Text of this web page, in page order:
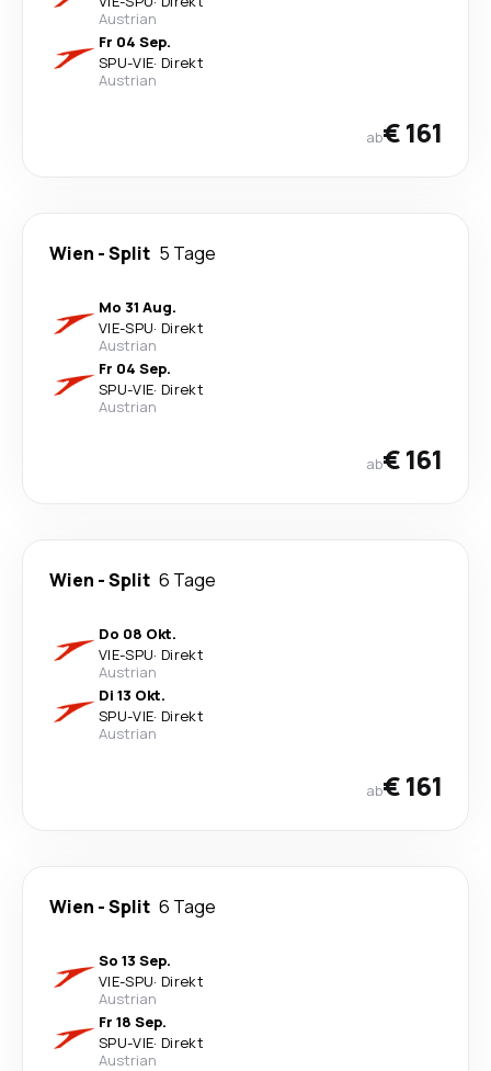
Austrian
Fr 04 Sep.
SPU-VIE· Direkt
Austrian
ab€ 161
Wien -Split 5 Tage
Mo 31 Aug.
VIE-SPU· Direkt
Austrian
Fr 04 Sep.
SPU-VIE· Direkt
Austrian
ab€ 161
Wien -Split 6 Tage
Do 08 Okt.
VIE-SPU· Direkt
Austrian
Di 13 Okt.
SPU-VIE· Direkt
Austrian
ab€ 161
Wien -Split 6 Tage
So 13 Sep.
VIE-SPU· Direkt
Austrian
Fr 18 Sep.
SPU-VIE· Direkt
Austrian